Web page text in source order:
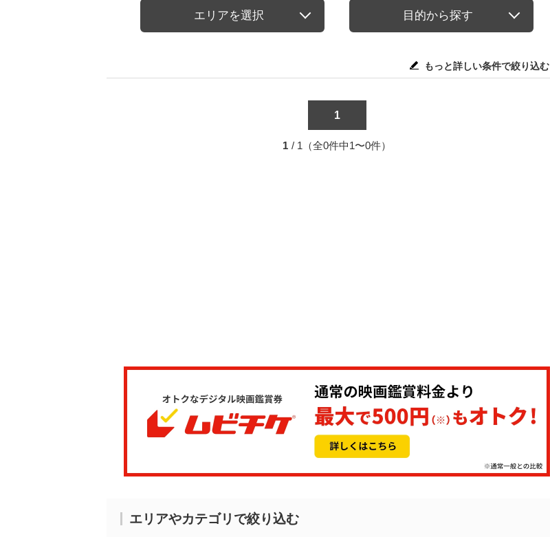
エリアを選択 目的から探す
もっと詳しい条件で絞り込む
1
1 / 1（全0件中1〜0件）
エリアやカテゴリで絞り込む